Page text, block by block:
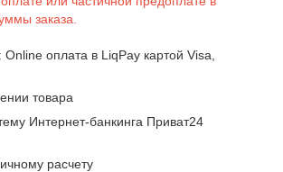
заказа.
оплата в LiqPay картой Visa,
товара
Интернет-банкинга Приват24
расчету